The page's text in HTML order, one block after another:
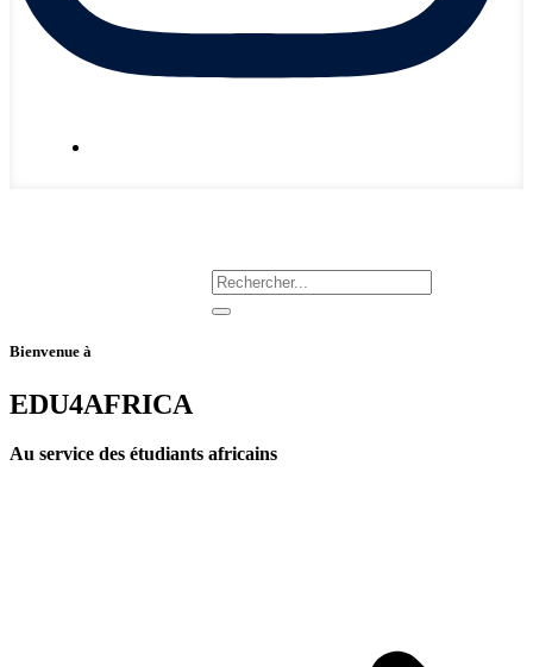
Bienvenue à
EDU4AFRICA
Au service des étudiants africains